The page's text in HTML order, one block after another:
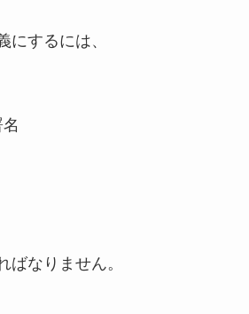
にするには、
ばなりません。